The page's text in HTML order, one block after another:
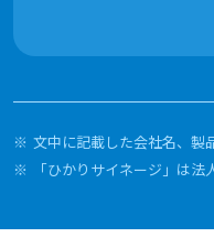
文中に記載した会社名、製
「ひかりサイネージ」は法